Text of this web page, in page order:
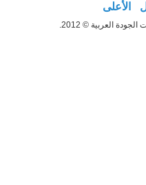
الأعلى
العربية © 2012.